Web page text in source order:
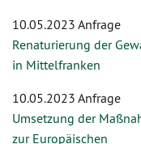
10.05.2023 Anfrage
Renaturierung der
in Mittelfranken
10.05.2023 Anfrage
Umsetzung der
zur Europäischen